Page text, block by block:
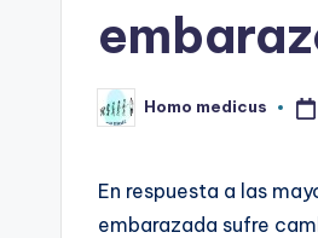
Publicado
por
Homo medicus
En respuesta a las
embarazada sufre